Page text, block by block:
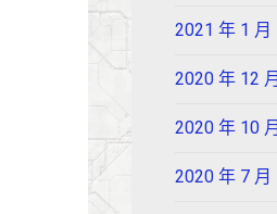
2021 年 1 月
2020 年 12 月
2020 年 10 月
2020 年 7 月